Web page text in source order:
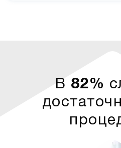
В 82%